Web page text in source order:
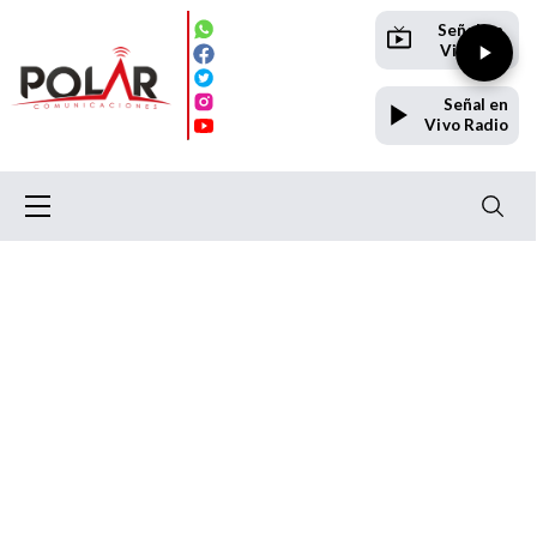
Señal en
Vivo TV
Señal en
Vivo Radio